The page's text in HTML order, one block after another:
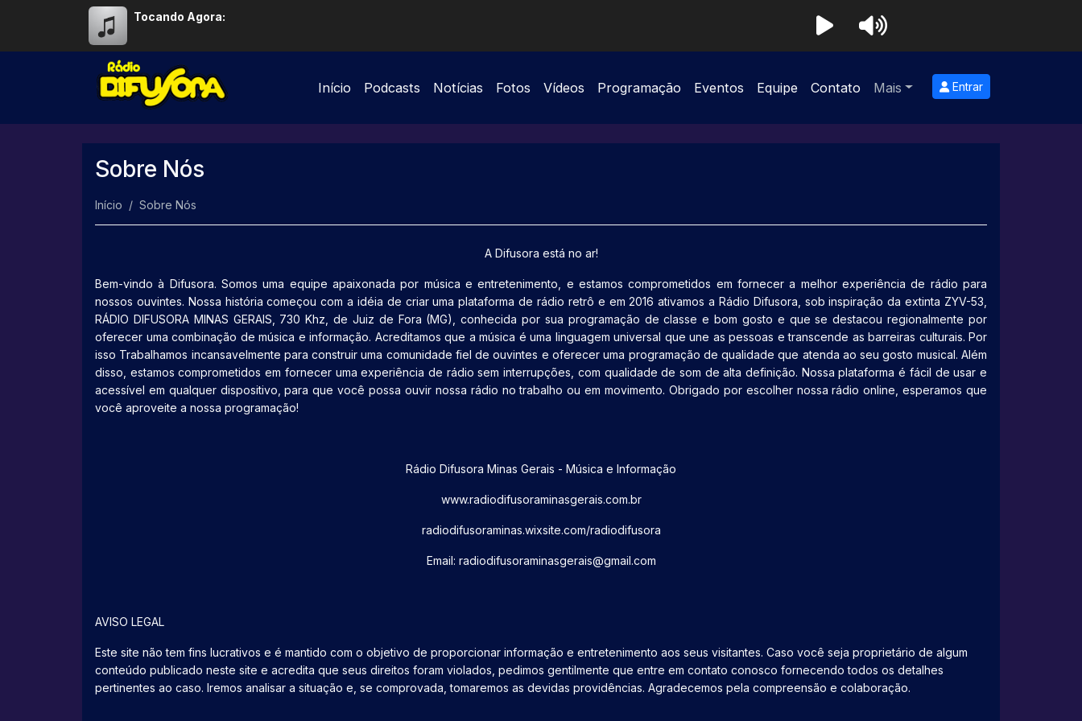
Tocando Agora:
Início Podcasts Notícias Fotos Vídeos Programação Eventos Equipe Contato Mais Entrar
Sobre Nós
Início Sobre Nós
A Difusora está no ar!
Bem-vindo à Difusora. Somos uma equipe apaixonada por música e entretenimento, e estamos comprometidos em fornecer a melhor experiência de rádio para
nossos ouvintes. Nossa história começou com a idéia de criar uma plataforma de rádio retrô e em 2016 ativamos a Rádio Difusora, sob inspiração da extinta ZYV-53,
RÁDIO DIFUSORA MINAS GERAIS, 730 Khz, de Juiz de Fora (MG), conhecida por sua programação de classe e bom gosto e que se destacou regionalmente por
oferecer uma combinação de música e informação. Acreditamos que a música é uma linguagem universal que une as pessoas e transcende as barreiras culturais. Por
isso Trabalhamos incansavelmente para construir uma comunidade fiel de ouvintes e oferecer uma programação de qualidade que atenda ao seu gosto musical. Além
disso, estamos comprometidos em fornecer uma experiência de rádio sem interrupções, com qualidade de som de alta definição. Nossa plataforma é fácil de usar e
acessível em qualquer dispositivo, para que você possa ouvir nossa rádio no trabalho ou em movimento. Obrigado por escolher nossa rádio online, esperamos que
você aproveite a nossa programação!
Rádio Difusora Minas Gerais - Música e Informação
www.radiodifusoraminasgerais.com.br
radiodifusoraminas.wixsite.com/radiodifusora
Email: radiodifusoraminasgerais@gmail.com
AVISO LEGAL
Este site não tem fins lucrativos e é mantido com o objetivo de proporcionar informação e entretenimento aos seus visitantes. Caso você seja proprietário de algum
conteúdo publicado neste site e acredita que seus direitos foram violados, pedimos gentilmente que entre em contato conosco fornecendo todos os detalhes
pertinentes ao caso. Iremos analisar a situação e, se comprovada, tomaremos as devidas providências. Agradecemos pela compreensão e colaboração.